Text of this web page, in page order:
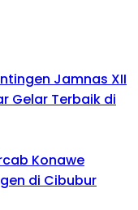
Jamnas XII
Gelar Terbaik di
Konawe
di Cibubur